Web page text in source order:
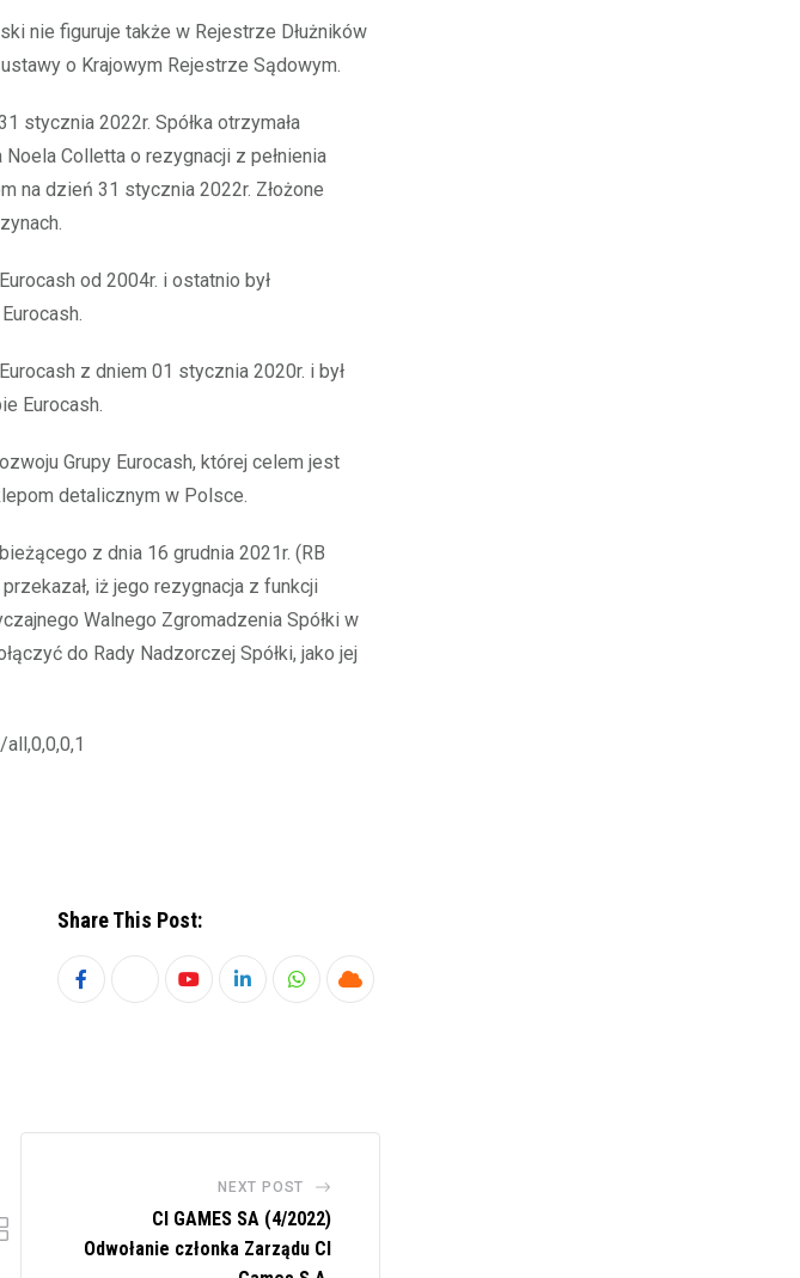
nie figuruje także w Rejestrze Dłużników
o Krajowym Rejestrze Sądowym.
stycznia 2022r. Spółka otrzymała
Colletta o rezygnacji z pełnienia
na dzień 31 stycznia 2022r. Złożone
od 2004r. i ostatnio był
z dniem 01 stycznia 2020r. i był
Eurocash.
Grupy Eurocash, której celem jest
detalicznym w Polsce.
z dnia 16 grudnia 2021r. (RB
iż jego rezygnacja z funkcji
Walnego Zgromadzenia Spółki w
do Rady Nadzorczej Spółki, jako jej
Share This Post:
YoutubeLinkedInWhatsapp
Cloud
NEXT POST
CI GAMES SA (4/2022)
Odwołanie członka Zarządu CI